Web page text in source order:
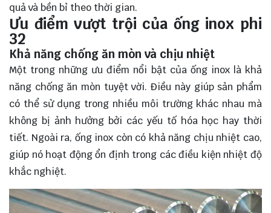
quả và bền bỉ theo thời gian.
Ưu điểm vượt trội của ống inox phi
32
Khả năng chống ăn mòn và chịu nhiệt
Một trong những ưu điểm nổi bật của ống inox là khả
năng chống ăn mòn tuyệt vời. Điều này giúp sản phẩm
có thể sử dụng trong nhiều môi trường khác nhau mà
không bị ảnh hưởng bởi các yếu tố hóa học hay thời
tiết. Ngoài ra, ống inox còn có khả năng chịu nhiệt cao,
giúp nó hoạt động ổn định trong các điều kiện nhiệt độ
khắc nghiệt.